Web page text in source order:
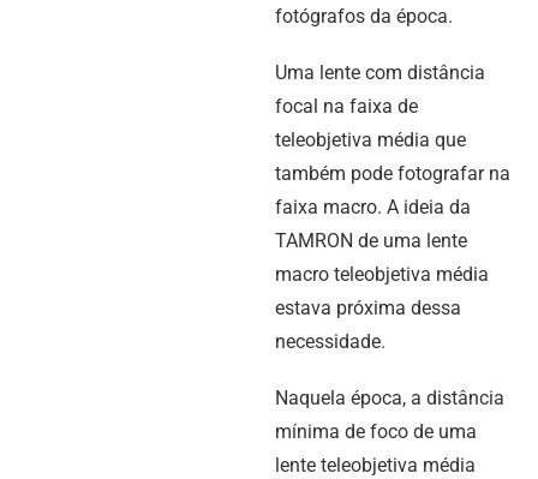
fotógrafos da época.
Uma lente com distância
focal na faixa de
teleobjetiva média que
também pode fotografar na
faixa macro. A ideia da
TAMRON de uma lente
macro teleobjetiva média
estava próxima dessa
necessidade.
Naquela época, a distância
mínima de foco de uma
lente teleobjetiva média